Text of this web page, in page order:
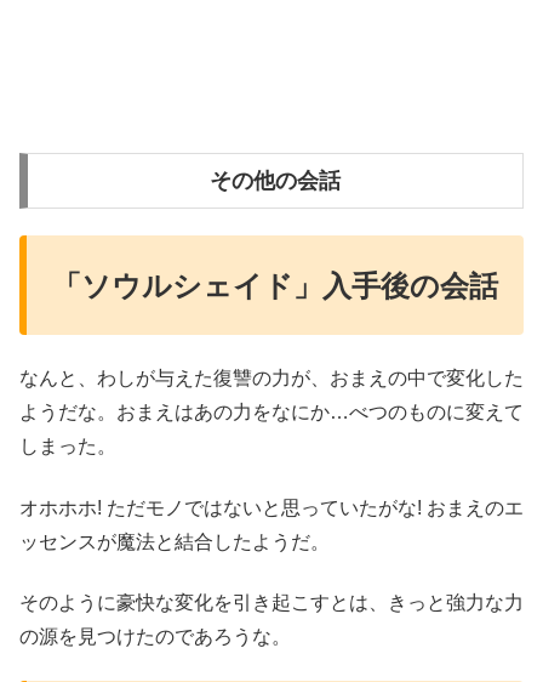
その他の会話
「ソウルシェイド」入手後の会話
なんと、わしが与えた復讐の力が、おまえの中で変化した
ようだな。おまえはあの力をなにか…べつのものに変えて
しまった。
オホホホ! ただモノではないと思っていたがな! おまえのエ
ッセンスが魔法と結合したようだ。
そのように豪快な変化を引き起こすとは、きっと強力な力
の源を見つけたのであろうな。